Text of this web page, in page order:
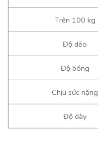
Trên 100 kg
Độ dẽo
Độ bóng
Chịu sức nặng
Độ dày